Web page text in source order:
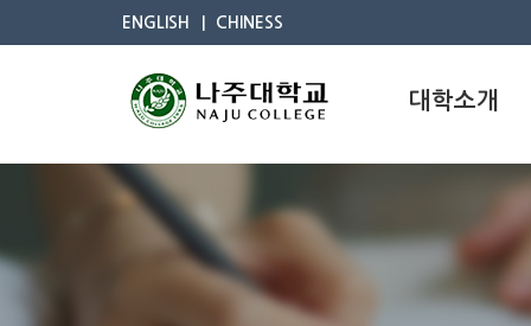
ENGLISH CHINESS
대학소개